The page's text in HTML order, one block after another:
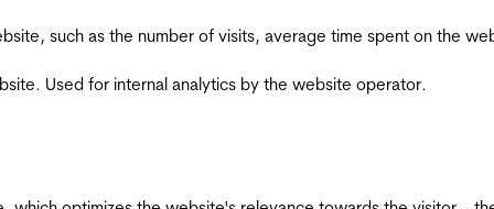
such as the number of visits, average time spent on the
Used for internal analytics by the website operator.